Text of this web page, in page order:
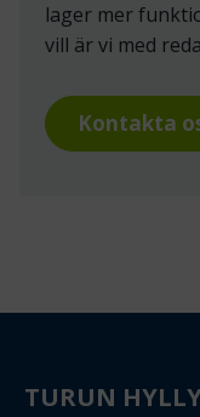
lager mer
vill är vi med
Kontakta
TURUN